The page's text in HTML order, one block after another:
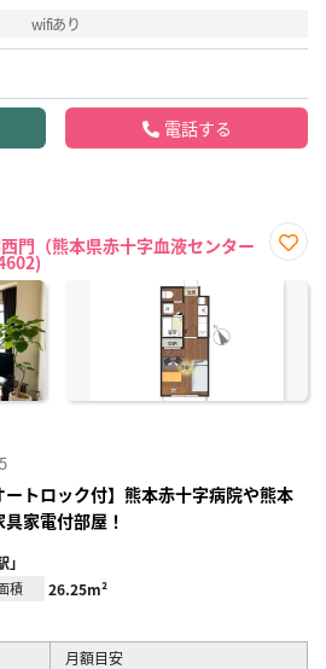
wifiあり
電話する
門（熊本県赤十字血液センター
に入
ートロック付】熊本赤十字病院や熊本
家電付部屋！
積 26.25m²
月額目安